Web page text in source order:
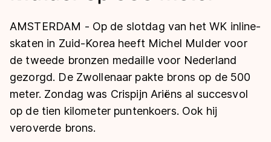
Langebaan
Shorttrack
Inlineskaten
Kunstschaatsen
Schoonrijden
Uitslagen
Langebaan
Shorttrack
Marathon
Inlineskaten
Tijden & historie
Ranglijsten Langebaan
Persoonlijke records & tijden
De weg op
Inschrijven wedstrijden
AMSTERDAM - Op de slotdag van het WK inline-
skaten in Zuid-Korea heeft Michel Mulder voor
de tweede bronzen medaille voor Nederland
gezorgd. De Zwollenaar pakte brons op de 500
meter. Zondag was Crispijn Ariëns al succesvol
op de tien kilometer puntenkoers. Ook hij
veroverde brons.